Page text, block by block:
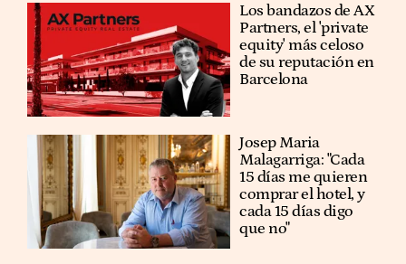
Los bandazos de AX
Partners, el 'private
equity' más celoso
de su reputación en
Barcelona
​​Josep Maria
Malagarriga: "Cada
15 días me quieren
comprar el hotel, y
cada 15 días digo
que no"